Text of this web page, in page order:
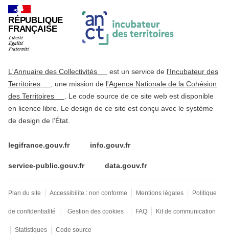
RÉPUBLIQUE
FRANÇAISE
L'Annuaire des Collectivités est un service de l'Incubateur des
Territoires
, une mission de l'Agence Nationale de la Cohésion
des Territoires
. Le code source de ce site web est disponible
en licence libre. Le design de ce site est conçu avec le système
de design de l’État.
legifrance.gouv.fr info.gouv.fr
service-public.gouv.fr data.gouv.fr
Plan du site Accessibilite : non conforme Mentions légales Politique
de confidentialité Gestion des cookies FAQ Kit de communication
Statistiques Code source